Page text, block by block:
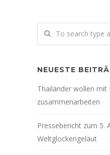
NEUESTE
Thailänder wollen mit
zusammenarbeiten
Pressebericht zum 5.
Weltglockengeläut